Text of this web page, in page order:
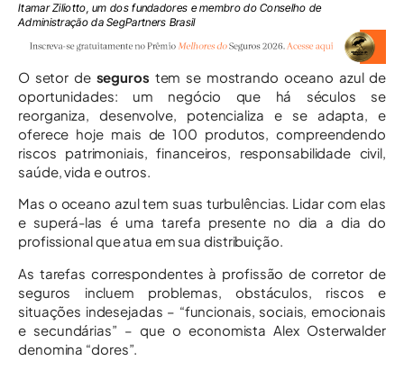
Itamar Ziliotto, um dos fundadores e membro do Conselho de
Administração da SegPartners Brasil
O setor de seguros tem se mostrando oceano azul de
oportunidades: um negócio que há séculos se
reorganiza, desenvolve, potencializa e se adapta, e
oferece hoje mais de 100 produtos, compreendendo
riscos patrimoniais, financeiros, responsabilidade civil,
saúde, vida e outros.
Mas o oceano azul tem suas turbulências. Lidar com elas
e superá-las é uma tarefa presente no dia a dia do
profissional que atua em sua distribuição.
As tarefas correspondentes à profissão de corretor de
seguros incluem problemas, obstáculos, riscos e
situações indesejadas – “funcionais, sociais, emocionais
e secundárias” – que o economista Alex Osterwalder
denomina “dores”.